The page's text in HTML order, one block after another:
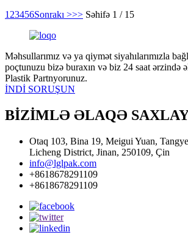
1 23456Sonrakı >>> Səhifə 1 / 15
Məhsullarımız və ya qiymət siyahılarımızla
poçtunuzu bizə buraxın və biz 24 saat ərzində
Plastik Partnyorunuz.
İNDİ SORUŞUN
BİZİMLƏ ƏLAQƏ
Otaq 103, Bina 19, Meigui Yuan,
Licheng District, Jinan, 250109, Çin
info@lglpak.com
+8618678291109
+8618678291109